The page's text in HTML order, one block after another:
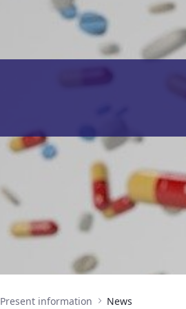
Present information News